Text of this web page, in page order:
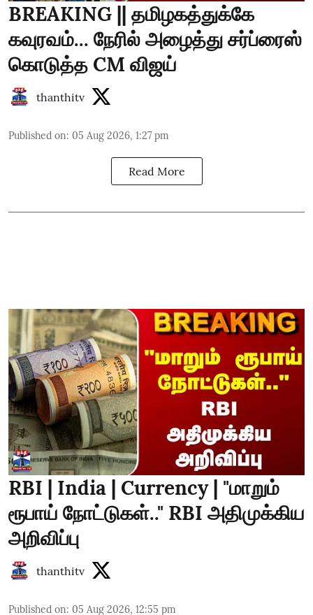
BREAKING || தமிழகத்துக்கே
கவுரவம்... நேரில் அழைத்து சர்ப்ரைஸ்
கொடுத்த CM விஜய்
thanthitv
Published on: 05 Aug 2026, 1:27 pm
Read More
RBI | India | Currency | "மாறும்
ரூபாய் நோட்டுகள்.." RBI அதிமுக்கிய
அறிவிப்பு
thanthitv
Published on: 05 Aug 2026, 12:55 pm